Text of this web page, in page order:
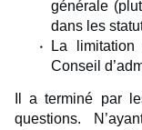
générale
dans les
La
Conseil
Il a terminé par
questions.